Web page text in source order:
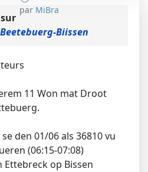
par MiBra
sur
Biissen
11 Won mat Droot
den 01/06 als 36810 vu
(06:15-07:08)
Ettebreck op Bissen